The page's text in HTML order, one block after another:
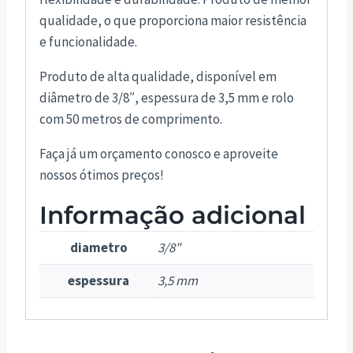
qualidade, o que proporciona maior resistência
e funcionalidade.
Produto de alta qualidade, disponível em
diâmetro de 3/8″, espessura de 3,5 mm e rolo
com 50 metros de comprimento.
Faça já um orçamento conosco e aproveite
nossos ótimos preços!
Informação adicional
diametro
3/8"
espessura
3,5 mm